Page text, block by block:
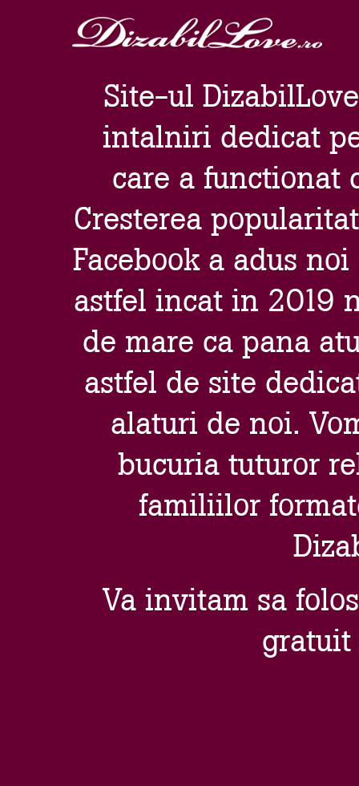
Site-ul
intalniri dedicat
care a functionat
Cresterea
Facebook a adus
astfel incat in 2019
de mare ca pana
astfel de site
alaturi de noi.
bucuria tuturor
familiilor
Va invitam sa
gratuit